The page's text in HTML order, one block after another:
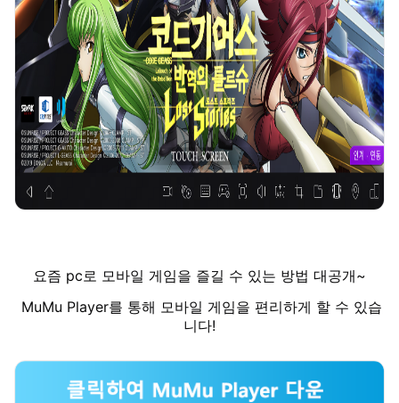
요즘 pc로 모바일 게임을 즐길 수 있는 방법 대공개~
MuMu Player를 통해 모바일 게임을 편리하게 할 수 있습
니다!